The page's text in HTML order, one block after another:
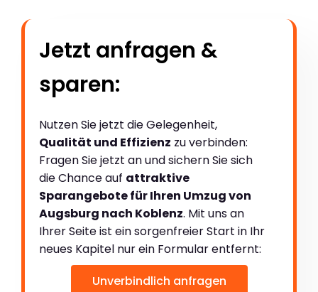
Jetzt anfragen &
sparen:
Nutzen Sie jetzt die Gelegenheit,
Qualität und Effizienz zu verbinden:
Fragen Sie jetzt an und sichern Sie sich
die Chance auf attraktive
Sparangebote für Ihren Umzug von
Augsburg nach Koblenz. Mit uns an
Ihrer Seite ist ein sorgenfreier Start in Ihr
neues Kapitel nur ein Formular entfernt:
Unverbindlich anfragen